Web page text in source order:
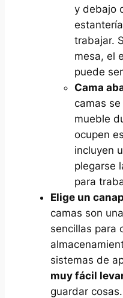
y debajo
trabajar.
mesa, el
puede
Cama
camas
mueble
ocupen
incluyen
plegarse
para
Elige un
camas son
sencillas para
sistemas de
muy fácil
guardar